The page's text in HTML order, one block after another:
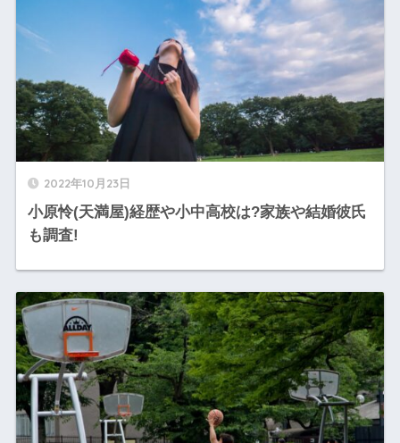
2022年10月23日
小原怜(天満屋)経歴や小中高校は?家族や結婚彼氏
も調査!